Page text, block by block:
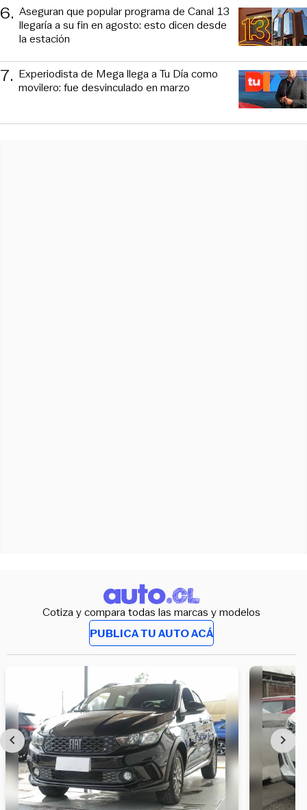
6. Aseguran que popular programa de Canal 13
llegaría a su fin en agosto: esto dicen desde
la estación
7. Experiodista de Mega llega a Tu Día como
movilero: fue desvinculado en marzo
Cotiza y compara todas las marcas y modelos
PUBLICA TU AUTO ACÁ